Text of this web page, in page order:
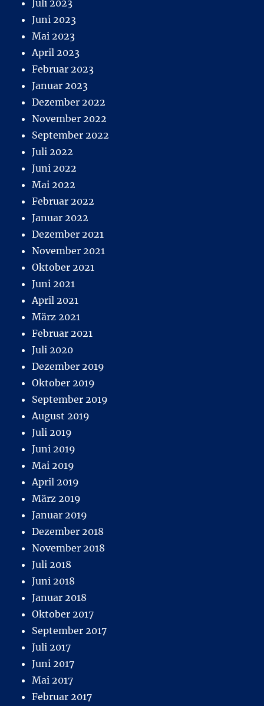
Juli 2023
Juni 2023
Mai 2023
April 2023
Februar 2023
Januar 2023
Dezember 2022
November 2022
September 2022
Juli 2022
Juni 2022
Mai 2022
Februar 2022
Januar 2022
Dezember 2021
November 2021
Oktober 2021
Juni 2021
April 2021
März 2021
Februar 2021
Juli 2020
Dezember 2019
Oktober 2019
September 2019
August 2019
Juli 2019
Juni 2019
Mai 2019
April 2019
März 2019
Januar 2019
Dezember 2018
November 2018
Juli 2018
Juni 2018
Januar 2018
Oktober 2017
September 2017
Juli 2017
Juni 2017
Mai 2017
Februar 2017